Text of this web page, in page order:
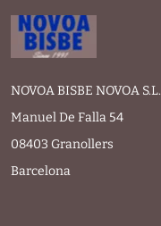
NOVOA BISBE NOVOA S.L.
Manuel De Falla 54
08403 Granollers
Barcelona